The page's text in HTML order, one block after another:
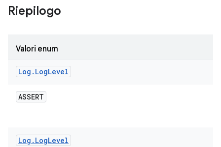
Riepilogo
Valori enum
Log . LogLevel
ASSERT
Log . LogLevel